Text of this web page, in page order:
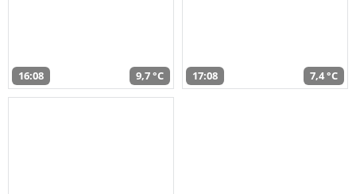
16:08 9,7 °C 17:08 7,4 °C